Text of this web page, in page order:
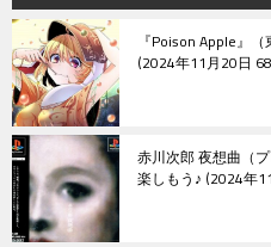
『Poison Apple』
2024年11月20日
赤川次郎 夜想曲（
楽しもう♪ 2024年